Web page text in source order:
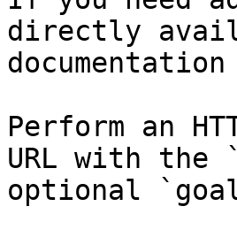
directly
Perform an
URL with the
optional